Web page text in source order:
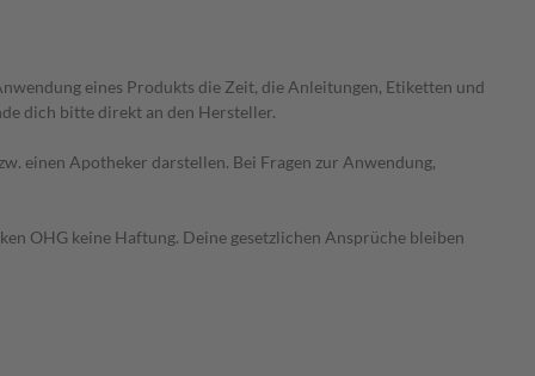
eines Produkts die Zeit, die Anleitungen, Etiketten und
dich bitte direkt an den Hersteller.
einen Apotheker darstellen. Bei Fragen zur Anwendung,
OHG keine Haftung. Deine gesetzlichen Ansprüche bleiben